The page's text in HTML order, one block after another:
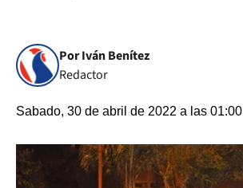
Por Iván Benítez
Redactor
Sabado, 30 de abril de 2022 a las 01:00